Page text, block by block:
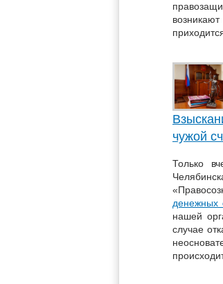
чужой
Только
денежных
нашей
случае